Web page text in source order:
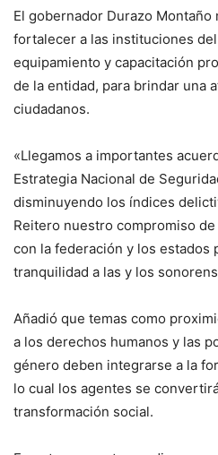
El gobernador Durazo Montaño
fortalecer a las instituciones
equipamiento y capacitación
de la entidad, para brindar una
ciudadanos.
«Llegamos a importantes
Estrategia Nacional de
disminuyendo los índices
Reitero nuestro compromiso
con la federación y los estados
tranquilidad a las y los
Añadió que temas como
a los derechos humanos y las
género deben integrarse a la
lo cual los agentes se
transformación social.